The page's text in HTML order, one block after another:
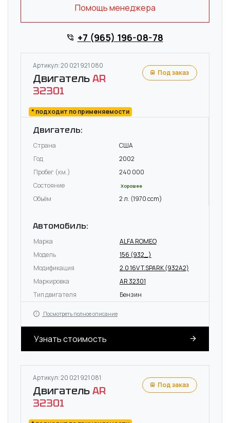
Помощь менеджера
+7 (965) 196-08-78
Артикул: 20 021 921 080
ДвигательAR
32301
* подходит по применяемости
Под заказ
Двигатель:
Страна
США
Год
2002
Пробег (км.)
240 000
Состояние
Хорошее
Объём 2 л. (1970 ccm)
Автомобиль:
Марка
ALFA ROMEO
Модель
156 (932_)
Модификация
2.0 16V T.SPARK (932A2)
Маркировка
AR 32301
Тип двигателя
Бензин
Посмотреть полное описание
Узнать стоимость
Артикул: 20 021 921 081
ДвигательAR
32301
Под заказ